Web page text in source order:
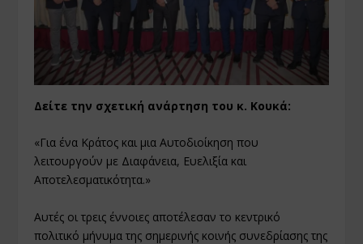
Δείτε την σχετική ανάρτηση του κ. Κουκά:
«Για ένα Κράτος και μια Αυτοδιοίκηση που
λειτουργούν με Διαφάνεια, Ευελιξία και
Αποτελεσματικότητα.»
Αυτές οι τρεις έννοιες αποτέλεσαν το κεντρικό
πολιτικό μήνυμα της σημερινής κοινής συνεδρίασης της